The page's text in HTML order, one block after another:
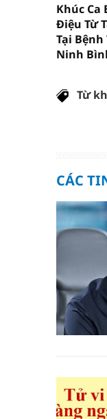
Khúc Ca
Điệu Từ
Tại Bệnh
Ninh
Từ
CÁC